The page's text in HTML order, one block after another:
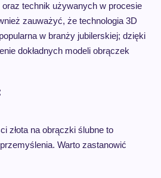
oraz technik używanych w procesie
zauważyć, że technologia 3D
w branży jubilerskiej; dzięki
dokładnych modeli obrączek
złota na obrączki ślubne to
Warto zastanowić